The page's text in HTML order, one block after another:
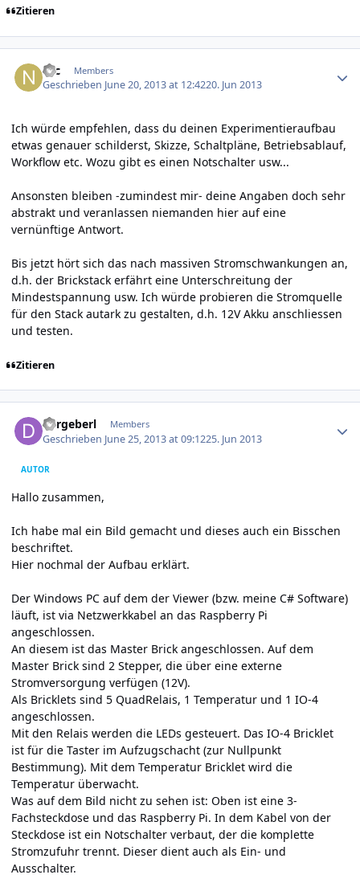
Zitieren
Nic Members
Geschrieben June 20, 2013 at 12:4220. Jun 2013
Ich würde empfehlen, dass du deinen Experimentieraufbau
etwas genauer schilderst, Skizze, Schaltpläne, Betriebsablauf,
Workflow etc. Wozu gibt es einen Notschalter usw...
Ansonsten bleiben -zumindest mir- deine Angaben doch sehr
abstrakt und veranlassen niemanden hier auf eine
vernünftige Antwort.
Bis jetzt hört sich das nach massiven Stromschwankungen an,
d.h. der Brickstack erfährt eine Unterschreitung der
Mindestspannung usw. Ich würde probieren die Stromquelle
für den Stack autark zu gestalten, d.h. 12V Akku anschliessen
und testen.
Zitieren
dergeberl Members
Geschrieben June 25, 2013 at 09:1225. Jun 2013
AUTOR
Hallo zusammen,
Ich habe mal ein Bild gemacht und dieses auch ein Bisschen
beschriftet.
Hier nochmal der Aufbau erklärt.
Der Windows PC auf dem der Viewer (bzw. meine C# Software)
läuft, ist via Netzwerkkabel an das Raspberry Pi
angeschlossen.
An diesem ist das Master Brick angeschlossen. Auf dem
Master Brick sind 2 Stepper, die über eine externe
Stromversorgung verfügen (12V).
Als Bricklets sind 5 QuadRelais, 1 Temperatur und 1 IO-4
angeschlossen.
Mit den Relais werden die LEDs gesteuert. Das IO-4 Bricklet
ist für die Taster im Aufzugschacht (zur Nullpunkt
Bestimmung). Mit dem Temperatur Bricklet wird die
Temperatur überwacht.
Was auf dem Bild nicht zu sehen ist: Oben ist eine 3-
Fachsteckdose und das Raspberry Pi. In dem Kabel von der
Steckdose ist ein Notschalter verbaut, der die komplette
Stromzufuhr trennt. Dieser dient auch als Ein- und
Ausschalter.